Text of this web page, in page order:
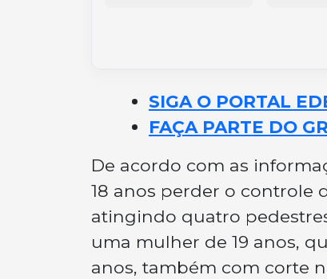
SIGA O PORTAL
FAÇA PARTE DO
De acordo com as
18 anos perder o controle
atingindo quatro
uma mulher de 19 anos,
anos, também com corte